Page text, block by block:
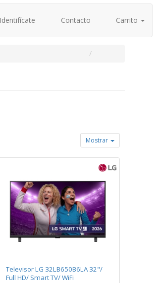
Identifícate Contacto Carrito
Mostrar
Televisor LG 32LB650B6LA 32"/
Full HD/ Smart TV/ WiFi